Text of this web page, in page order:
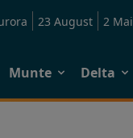
23 August 2 Mai
Munte Delta